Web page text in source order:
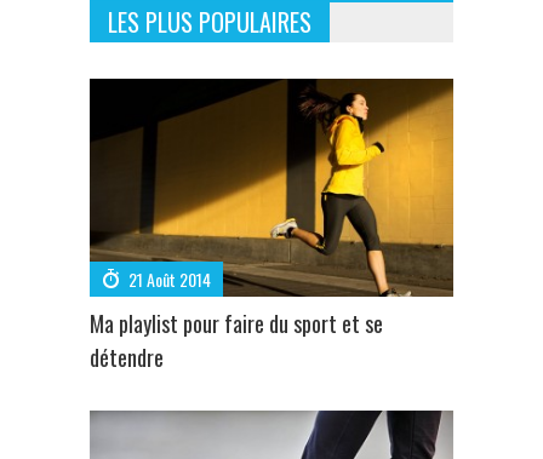
LES PLUS POPULAIRES
21 Août 2014
Ma playlist pour faire du sport et se
détendre